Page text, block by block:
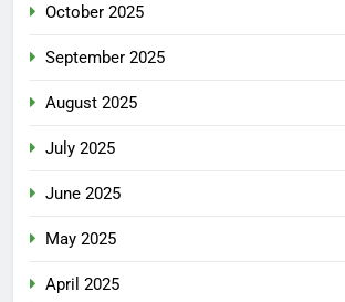
October 2025
September 2025
August 2025
July 2025
June 2025
May 2025
April 2025